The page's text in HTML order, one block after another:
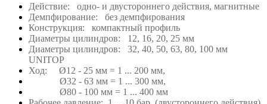
Действие: одно- и двустороннего действия, магнитные
Демпфирование: без демпфирования
Конструкция: компактный профиль
Диаметры цилиндров: 12, 16, 20, 25 мм
Диаметры цилиндров: 32, 40, 50, 63, 80, 100 мм
UNITOP
Ход: Ø12 - 25 мм = 1 ... 200 мм,
Ø32 - 63 мм = 1 ... 300 мм,
Ø80 - 100 мм = 1 ... 400 мм